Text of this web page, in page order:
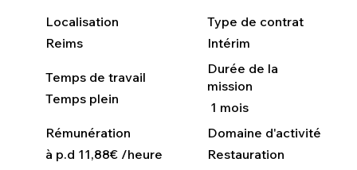
Rémunération
à p.d 11,88€ /heure
Domaine d'activité
Restauration
Localisation
Reims
Type de contrat
Intérim
Temps de travail
Temps plein
Durée de la
mission
1 mois